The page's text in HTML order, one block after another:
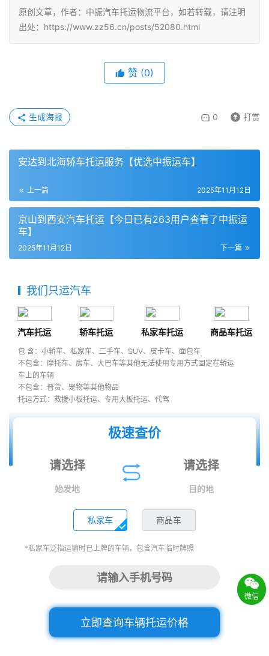
原创文章，作者：中振汽车托运物流平台，如若转载，请注明
出处：https://www.zz56.cn/posts/52080.html
赞 (0)
0 打赏
生成海报
安达到北海轿车托运服务【优选中振运车】
上一篇 2025年11月12日
京山到西安汽车托运【今日已有263用户查看了中振运
车】
下一篇
2025年11月12日
我们只运汽车
汽车托运 轿车托运 私家车托运 商品车托运
包 含：小轿车、私家车、二手车、SUV、皮卡车、面包车
不包含：摩托车、房车、大巴车等其他无法使用专用方式固定在轿运
车上的车辆
不包含：普货、宠物等其他物品
托运方式：救援小板托运、专用大板托运、代驾
极速查价
始发地 目的地
私家车 商品车
*私家车泛指运输时已上牌的车辆，包含汽车临时牌照
立即查询车辆托运价格
微信